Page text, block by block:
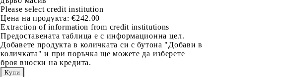
Please select credit institution
Цена на продукта: €242.00
Extraction of information from credit institutions
Предоставената таблица е с информационна цел.
Добавете продукта в количката си с бутона "Добави в
количката" и при поръчка ще можете да изберете
броя вноски на кредита.